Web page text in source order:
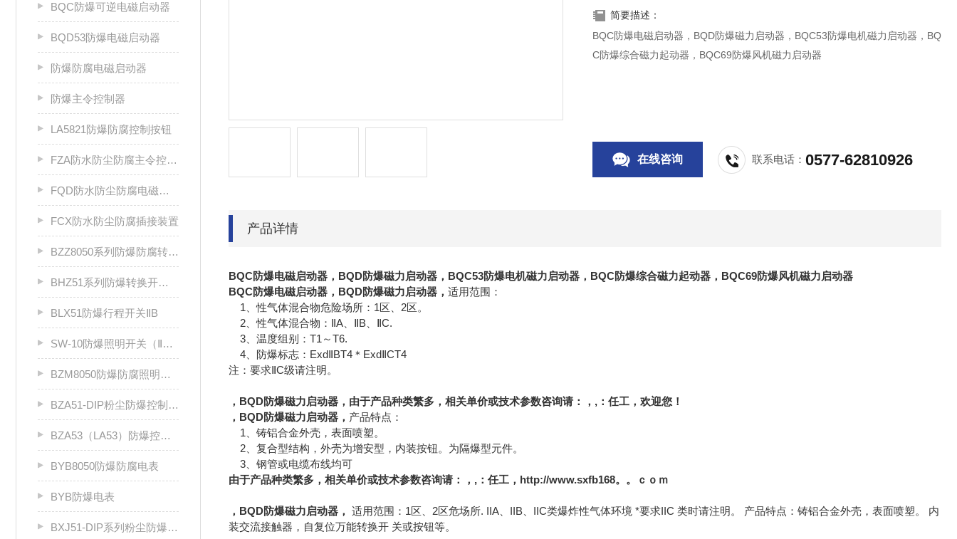
BQC防爆可逆电磁启动器
BQD53防爆电磁启动器
防爆防腐电磁启动器
防爆主令控制器
LA5821防爆防腐控制按钮
FZA防水防尘防腐主令控制器
FQD防水防尘防腐电磁起动器
FCX防水防尘防腐插接装置
BZZ8050系列防爆防腐转换开关
BHZ51系列防爆转换开关（Ⅱ B、Ⅱ C）
BLX51防爆行程开关ⅡB
SW-10防爆照明开关（ⅡB级）
BZM8050防爆防腐照明开关
BZA51-DIP粉尘防爆控制按钮
BZA53（LA53）防爆控制按钮
BYB8050防爆防腐电表
BYB防爆电表
BXJ51-DIP系列粉尘防爆接线箱
简要描述：
BQC防爆电磁启动器，BQD防爆磁力启动器，BQC53防爆电机磁力启动器，BQ
C防爆综合磁力起动器，BQC69防爆风机磁力启动器
在线咨询 联系电话：0577-62810926
产品详情
BQC防爆电磁启动器 ，BQD防爆磁力启动器，BQC53防爆电机磁力启动器，BQC防爆综合磁力起动器，BQC69防爆风机磁力启动器
BQC防爆电磁启动器 ，BQD防爆磁力启动器， 适用范围：
1、性气体混合物危险场所：1区、2区。
2、性气体混合物：ⅡA、ⅡB、ⅡC.
3、温度组别：T1～T6.
4、防爆标志：ExdⅡBT4＊ExdⅡCT4
注：要求ⅡC级请注明。
，BQD防爆磁力启动器，由于产品种类繁多，相关单价或技术参数咨询请：，,：任工，欢迎您！
，BQD防爆磁力启动器， 产品特点：
1、铸铝合金外壳，表面喷塑。
2、复合型结构，外壳为增安型，内装按钮。为隔爆型元件。
3、钢管或电缆布线均可
由于产品种类繁多，相关单价或技术参数咨询请：，,：任工，http://www.sxfb168。。ｃｏｍ
，BQD防爆磁力启动器， 适用范围：1区、2区危场所. IIA、IIB、IIC类爆炸性气体环境 *要求IIC 类时请注明。 产品特点：铸铝合金外壳，表面喷塑。 内
装交流接触器，自复位万能转换开 关或按钮等。